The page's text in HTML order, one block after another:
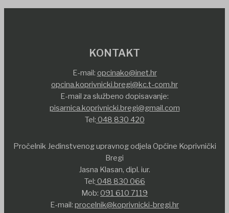
KONTAKT
E-mail: opcinako@inet.hr
opcina.koprivnicki.bregi@kc.t-com.hr
E-mail za službeno dopisavanje:
pisarnica.koprivnicki.bregi@gmail.com
Tel: 048 830 420
Pročelnik Jedinstvenog upravnog odjela Općine Koprivnički
Bregi
Jasna Klasan, dipl. iur.
Tel: 048 830 066
Mob: 091 610 7119
E-mail: procelnik@koprivnicki-bregi.hr